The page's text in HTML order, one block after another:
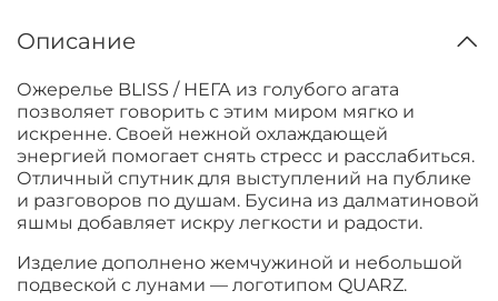
Описание
Ожерелье BLISS / НЕГА из голубого агата
позволяет говорить с этим миром мягко и
искренне. Своей нежной охлаждающей
энергией помогает снять стресс и расслабиться.
Отличный спутник для выступлений на публике
и разговоров по душам. Бусина из далматиновой
яшмы добавляет искру легкости и радости.
Изделие дополнено жемчужиной и небольшой
подвеской с лунами — логотипом QUARZ.